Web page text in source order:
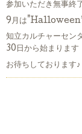
参加いただき無事終
9月は"Halloween”
知立カルチャーセン
30日から始まります
お待ちしております♪